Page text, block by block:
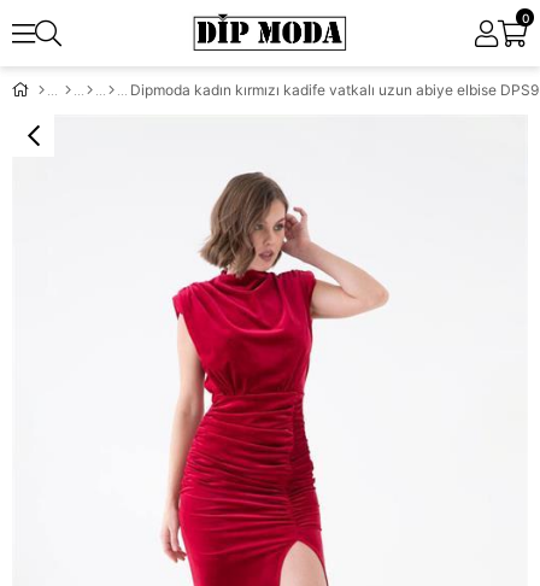
0
Dipmoda kadın kırmızı kadife vatkalı uzun abiye elbise